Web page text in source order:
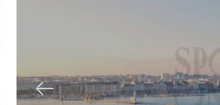
Previous